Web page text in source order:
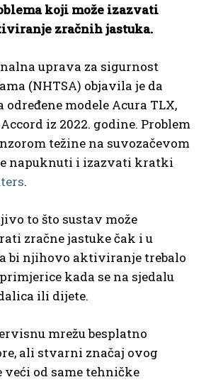
koji može izazvati
zračnih jastuka.
uprava za sigurnost
(NHTSA) objavila je da
određene modele Acura TLX,
iz 2022. godine. Problem
težine na suvozačevom
napuknuti i izazvati kratki
.
to što sustav može
zračne jastuke čak i u
bi njihovo aktiviranje trebalo
kada se na sjedalu
ili dijete.
mrežu besplatno
ali stvarni značaj ovog
veći od same tehničke